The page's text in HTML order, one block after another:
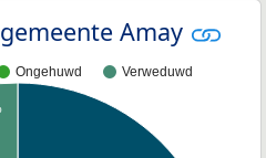
Amay
Ongehuwd Verweduwd